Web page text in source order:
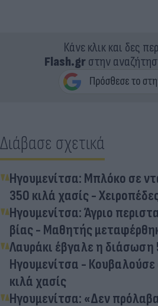
Κάνε κλικ και δες
Flash.grστην
Διάβασε σχετικά
Ηγουμενίτσα: Μπλόκο σε
350 κιλά χασίς -
Ηγουμενίτσα: Άγριο
βίας - Μαθητής
Λαυράκι έβγαλε η
Ηγουμενίτσα -
κιλά χασίς
Ηγουμενίτσα: «Δεν